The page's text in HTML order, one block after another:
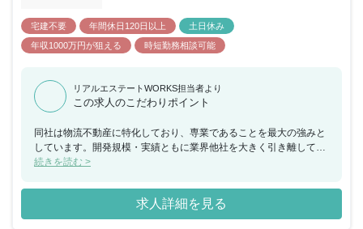
宅建不要 年間休日120日以上
土日休み
年収1000万円が狙える
時短勤務相談可能
リアルエステートWORKS担当者より
この求人のこだわりポイント
同社は物流不動産に特化しており、専業であることを最大の強みと
しています。開発規模・実績ともに業界他社を大きく引き離してお
り、リーディングカンパニーとして実績を認められる存在へと成長
法務知識全般、金商法関連知識を得る事が可能です。
続きを読む >
求人詳細を見る